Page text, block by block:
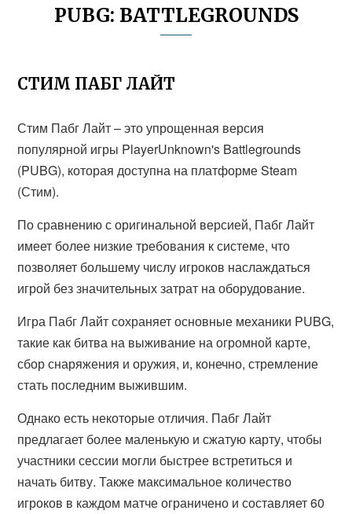
PUBG: BATTLEGROUNDS
СТИМ ПАБГ ЛАЙТ
Стим Пабг Лайт – это упрощенная версия
популярной игры PlayerUnknown's Battlegrounds
(PUBG), которая доступна на платформе Steam
(Стим).
По сравнению с оригинальной версией, Пабг Лайт
имеет более низкие требования к системе, что
позволяет большему числу игроков наслаждаться
игрой без значительных затрат на оборудование.
Игра Пабг Лайт сохраняет основные механики PUBG,
такие как битва на выживание на огромной карте,
сбор снаряжения и оружия, и, конечно, стремление
стать последним выжившим.
Однако есть некоторые отличия. Пабг Лайт
предлагает более маленькую и сжатую карту, чтобы
участники сессии могли быстрее встретиться и
начать битву. Также максимальное количество
игроков в каждом матче ограничено и составляет 60